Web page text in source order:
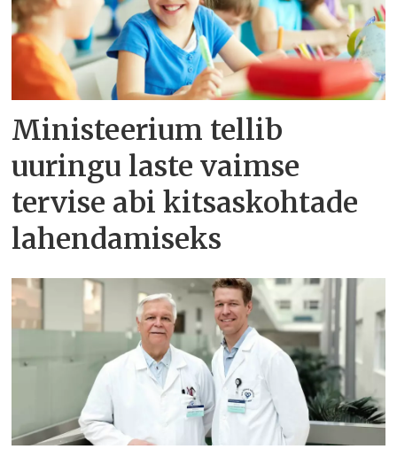
Ministeerium tellib
uuringu laste vaimse
tervise abi kitsaskohtade
lahendamiseks